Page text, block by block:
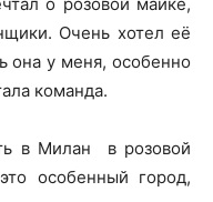
Очень хотел её
она у меня, особенно
команда.
в Милан в розовой
особенный город,